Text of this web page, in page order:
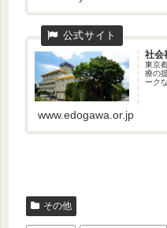
社会
東京
療の
ーク
www.edogawa.or.jp
その他